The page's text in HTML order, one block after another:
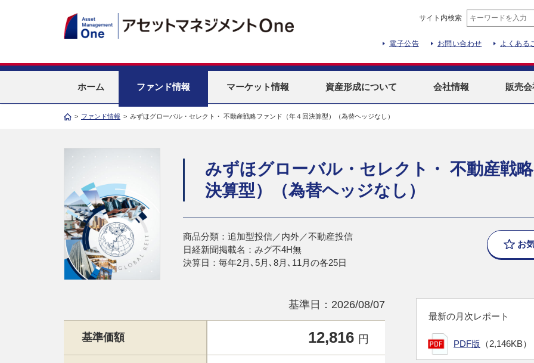
サイト内検索
電子公告 お問い合わせ よくある
ホーム ファンド情報 マーケット情報 資産形成について 会社情報 販売
> ファンド情報 > みずほグローバル・セレクト・ 不動産戦略ファンド（年４回決算型）（為替ヘッジなし）
みずほグローバル・セレクト・ 不動産戦
決算型）（為替ヘッジなし）
商品分類：追加型投信／内外／不動産投信
日経新聞掲載名：みグ不4H無
決算日：毎年2月､5月､8月､11月の各25日
お
基準日：2026/08/07
基準価額 12,816 円
最新の月次レポート
PDF版 （2,146KB）